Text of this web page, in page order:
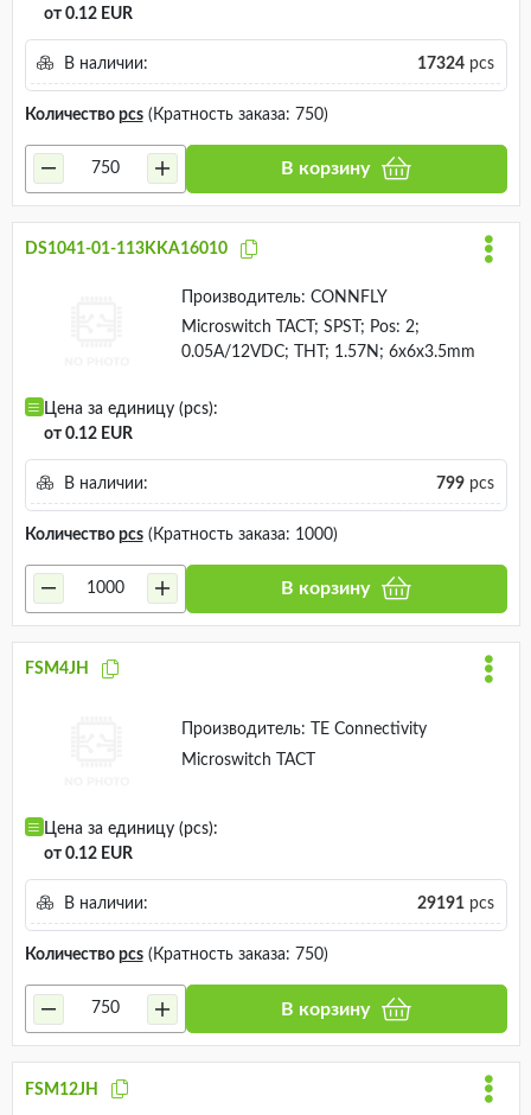
от 0.12 EUR
В наличии: 17324pcs
Количество pcs(Кратность заказа: 750)
В корзину
DS1041-01-113KKA16010
Производитель: CONNFLY
Microswitch TACT; SPST; Pos: 2;
0.05A/12VDC; THT; 1.57N; 6x6x3.5mm
Цена за единицу (pcs):
от 0.12 EUR
В наличии: 799pcs
Количество pcs(Кратность заказа: 1000)
В корзину
FSM4JH
Производитель:
TE Connectivity
Microswitch TACT
Цена за единицу (pcs):
от 0.12 EUR
В наличии: 29191pcs
Количество pcs(Кратность заказа: 750)
В корзину
FSM12JH